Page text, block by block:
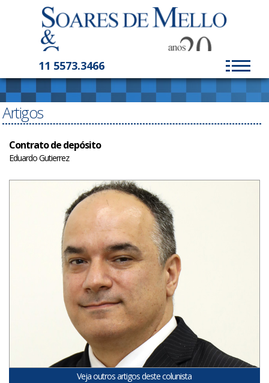
11 5573.3466
Artigos
Contrato de depósito
Eduardo Gutierrez
Veja outros artigos deste colunista